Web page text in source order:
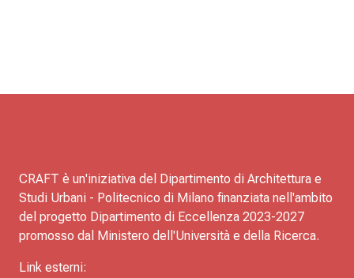
CRAFT è un'iniziativa del Dipartimento di Architettura e
Studi Urbani - Politecnico di Milano finanziata nell'ambito
del progetto Dipartimento di Eccellenza 2023-2027
promosso dal Ministero dell'Università e della Ricerca.
Link esterni: